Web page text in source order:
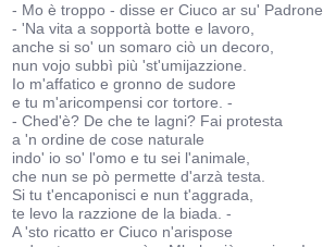
- Mo è troppo - disse er Ciuco ar su' Padrone.
- 'Na vita a sopportà botte e lavoro,
anche si so' un somaro ciò un decoro,
nun vojo subbì più 'st'umijazzione.
Io m'affatico e gronno de sudore
e tu m'aricompensi cor tortore. -
- Ched'è? De che te lagni? Fai protesta
a 'n ordine de cose naturale
indo' io so' l'omo e tu sei l'animale,
che nun se pò permette d'arzà testa.
Si tu t'encaponisci e nun t'aggrada,
te levo la razzione de la biada. -
A 'sto ricatto er Ciuco n'arispose